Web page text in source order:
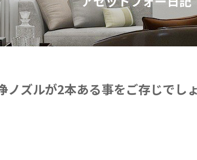
ノズルが2本ある事をご存じでし